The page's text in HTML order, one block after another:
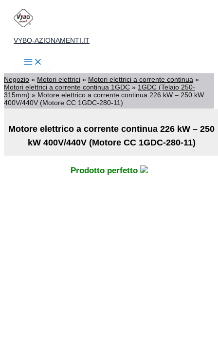
contenuto
VYBO-AZIONAMENTI.IT
Negozio » Motori elettrici » Motori elettrici a corrente continua »
Motori elettrici a corrente continua 1GDC » 1GDC (Telaio 250-
315mm) » Motore elettrico a corrente continua 226 kW – 250 kW
400V/440V (Motore CC 1GDC-280-11)
Motore elettrico a corrente continua 226 kW – 250
kW 400V/440V (Motore CC 1GDC-280-11)
Prodotto perfetto